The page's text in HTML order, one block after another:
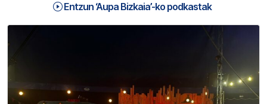
Entzun ‘Aupa Bizkaia’-ko podkastak